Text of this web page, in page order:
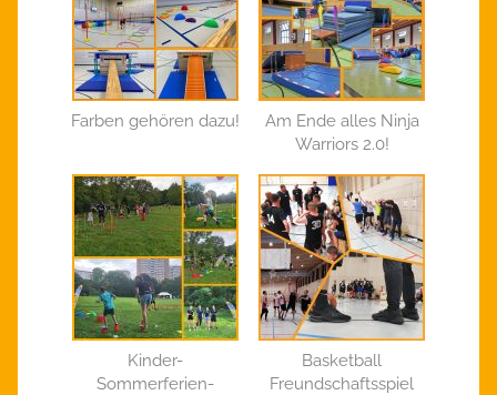
Farben gehören dazu!
Am Ende alles Ninja
Warriors 2.0!
Kinder-
Sommerferien-
Basketball
Freundschaftsspiel